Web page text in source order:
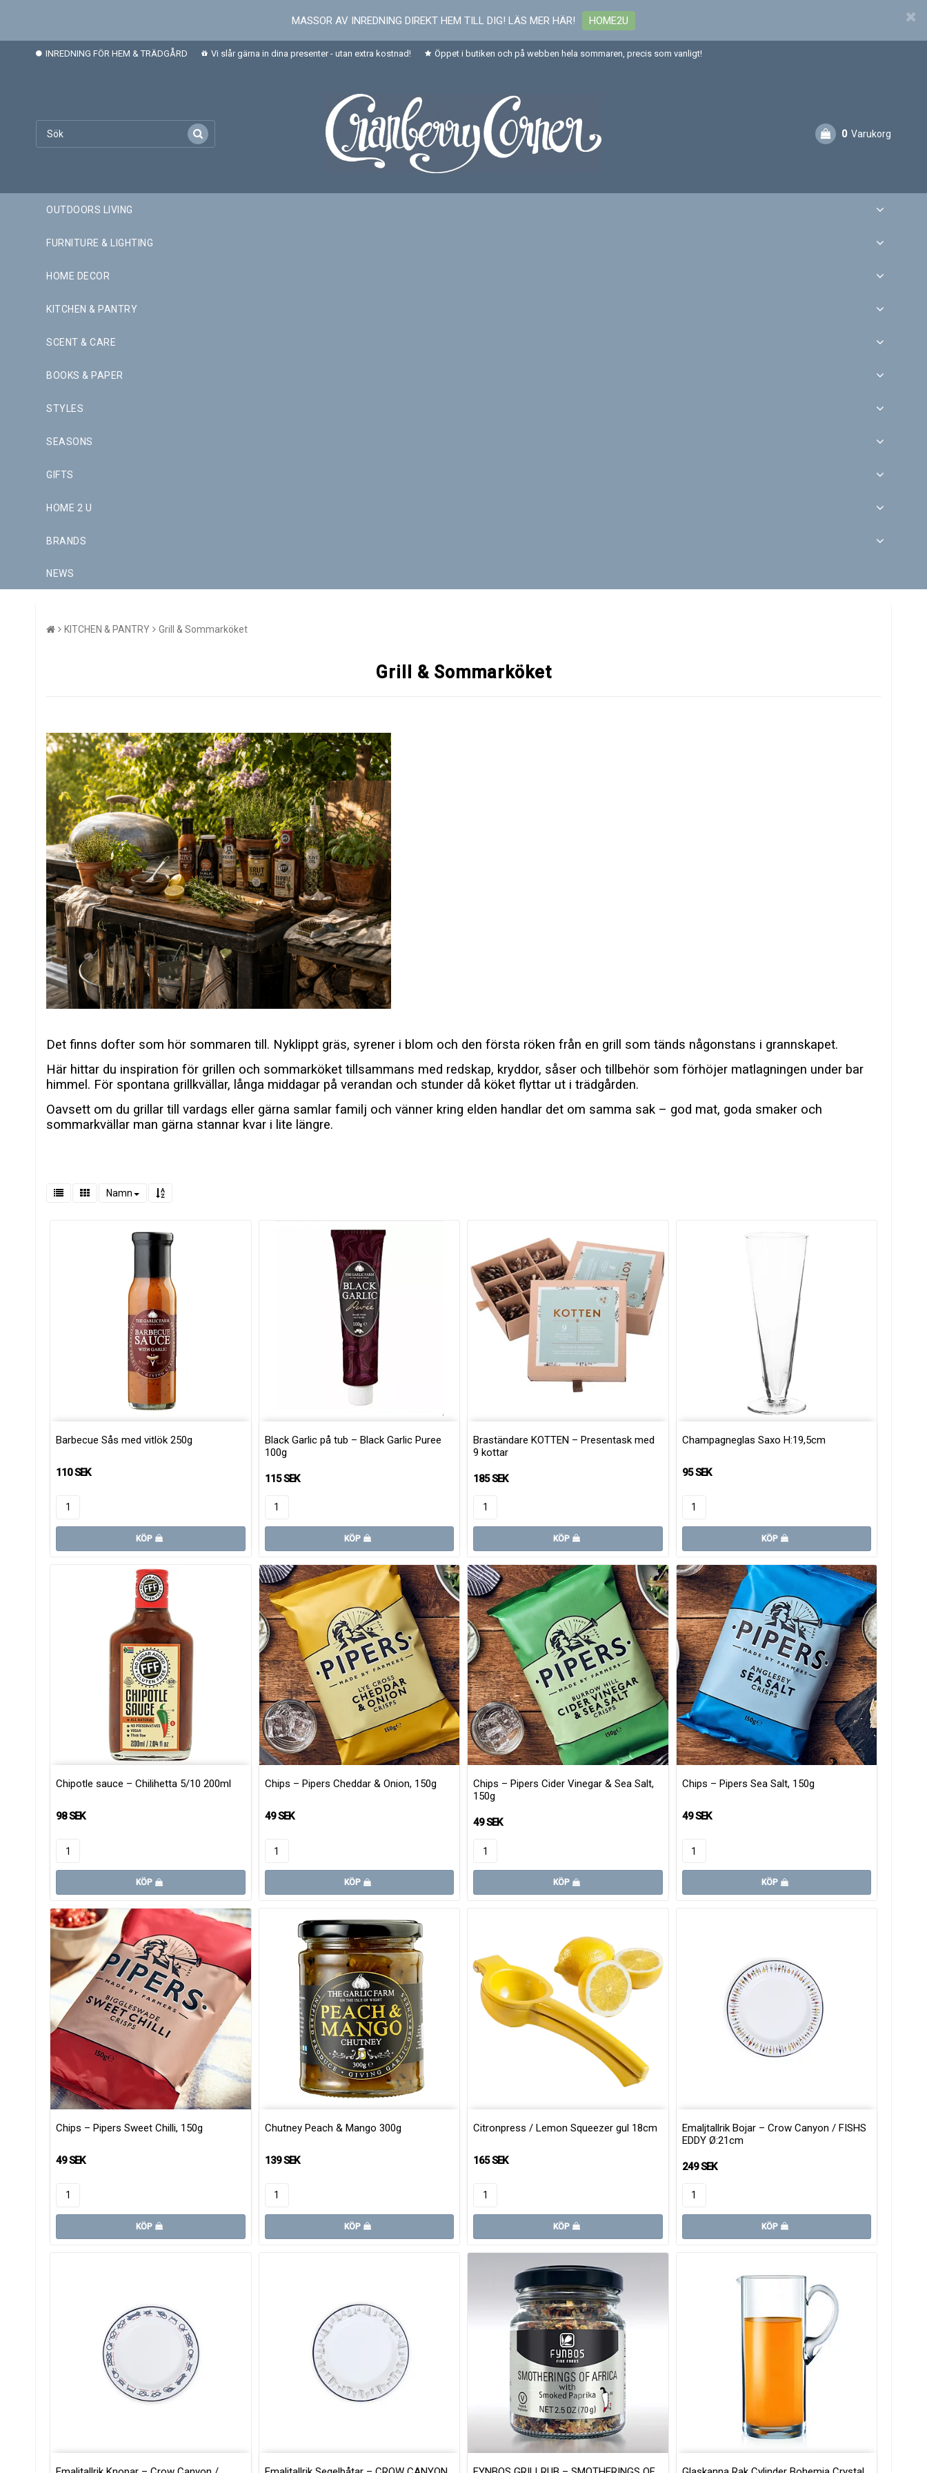
MASSOR AV INREDNING DIREKT HEM TILL DIG! LÄS MER HÄR! HOME2U
INREDNING FÖR HEM & TRÄDGÅRD Vi slår gärna in dina presenter - utan extra kostnad! Öppet i butiken och på webben hela sommaren, precis som vanligt!
0 Varukorg
OUTDOORS LIVING
FURNITURE & LIGHTING
HOME DECOR
KITCHEN & PANTRY
SCENT & CARE
BOOKS & PAPER
STYLES
SEASONS
GIFTS
HOME 2 U
BRANDS
NEWS
KITCHEN & PANTRY Grill & Sommarköket
Grill & Sommarköket
Det finns dofter som hör sommaren till. Nyklippt gräs, syrener i blom och den första röken från en grill som tänds någonstans i grannskapet.
Här hittar du inspiration för grillen och sommarköket tillsammans med redskap, kryddor, såser och tillbehör som förhöjer matlagningen under bar
himmel. För spontana grillkvällar, långa middagar på verandan och stunder då köket flyttar ut i trädgården.
Oavsett om du grillar till vardags eller gärna samlar familj och vänner kring elden handlar det om samma sak – god mat, goda smaker och
sommarkvällar man gärna stannar kvar i lite längre.
Namn
Barbecue Sås med vitlök 250g
110 SEK
KÖP
Black Garlic på tub – Black Garlic Puree
100g
115 SEK
KÖP
Braständare KOTTEN – Presentask med
9 kottar
185 SEK
KÖP
Champagneglas Saxo H:19,5cm
95 SEK
KÖP
Chipotle sauce – Chilihetta 5/10 200ml
98 SEK
KÖP
Chips – Pipers Cheddar & Onion, 150g
49 SEK
KÖP
Chips – Pipers Cider Vinegar & Sea Salt,
150g
49 SEK
KÖP
Chips – Pipers Sea Salt, 150g
49 SEK
KÖP
Chips – Pipers Sweet Chilli, 150g
49 SEK
KÖP
Chutney Peach & Mango 300g
139 SEK
KÖP
Citronpress / Lemon Squeezer gul 18cm
165 SEK
KÖP
Emaljtallrik Bojar – Crow Canyon / FISHS
EDDY Ø:21cm
249 SEK
KÖP